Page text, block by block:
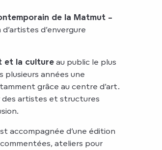
de la Matmut –
d’envergure
et la culture au public le plus
années une
grâce au centre d’art.
des artistes et structures
accompagnée d’une édition
ateliers pour